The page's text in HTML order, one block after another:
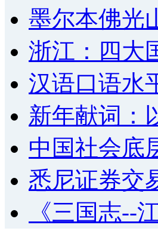
墨尔本佛光
浙江：四大
汉语口语水
新年献词：
中国社会底
悉尼证券交
《三国志--